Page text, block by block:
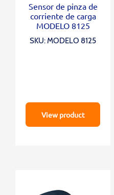
Sensor de pinza de
corriente de carga
MODELO 8125
SKU: MODELO 8125
View product